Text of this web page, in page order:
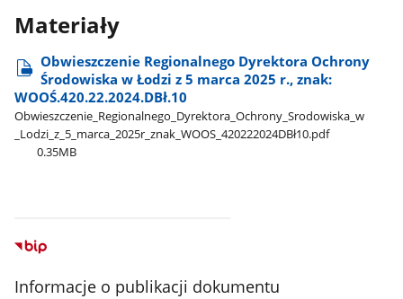
Materiały
Obwieszczenie Regionalnego Dyrektora Ochrony
Środowiska w Łodzi z 5 marca 2025 r., znak:
WOOŚ.420.22.2024.DBł.10
Obwieszczenie​_Regionalnego​_Dyrektora​_Ochrony​_Srodowiska​_w​
_Lodzi​_z​_5​_marca​_2025r​_znak​_WOOS​_420222024DBł10.pdf
0.35MB
Informacje o publikacji dokumentu